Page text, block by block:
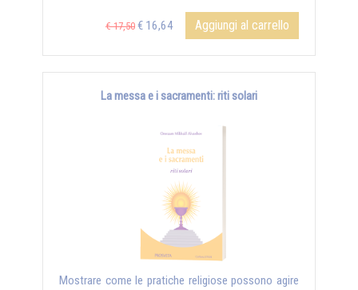
€ 17,50 € 16,64 Aggiungi al carrello
La messa e i sacramenti: riti solari
Mostrare come le pratiche religiose possono agire